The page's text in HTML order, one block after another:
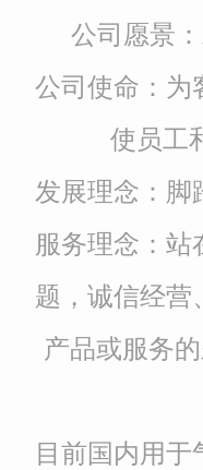
公司愿景
公司使命：为
使员工
发展理念：脚
服务理念：站
题，诚信经营
产品或服务
目前国内用